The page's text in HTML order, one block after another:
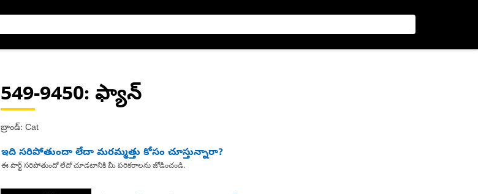
549-9450: ఫ్యాన్
బ్రాండ్: Cat
ఇది సరిపోతుందా లేదా మరమ్మత్తు కోసం చూస్తున్నారా?
ఈ పార్ట్ సరిపోతుందో లేదో చూడటానికి మీ పరికరాలను జోడించండి.